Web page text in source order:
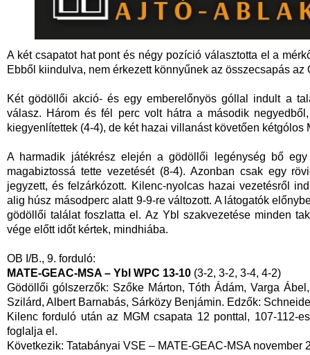
A két csapatot hat pont és négy pozíció választotta el a
Ebből kiindulva, nem érkezett könnyűnek az összecsapás az
Két gödöllői akció- és egy emberelőnyös góllal indult a
válasz. Három és fél perc volt hátra a második
kiegyenlítettek (4-4), de két hazai villanást követően
A harmadik játékrész elején a gödöllői legénység bő
magabiztossá tette vezetését (8-4). Azonban csak egy
jegyzett, és felzárkózott. Kilenc-nyolcas hazai vezetésről
alig húsz másodperc alatt 9-9-re változott. A látogatók
gödöllői találat foszlatta el. Az Ybl szakvezetése minden
vége előtt időt kértek, mindhiába.
OB I/B., 9. forduló:
MATE-GEAC-MSA – Ybl WPC 13-10 (3-2, 3-2, 3-4, 4-2)
Gödöllői gólszerzők: Szőke Márton, Tóth Ádám, Varga
Szilárd, Albert Barnabás, Sárközy Benjámin. Edzők:
Kilenc forduló után az MGM csapata 12 ponttal, 107-112-
foglalja el.
Következik: Tatabányai VSE – MATE-GEAC-MSA november